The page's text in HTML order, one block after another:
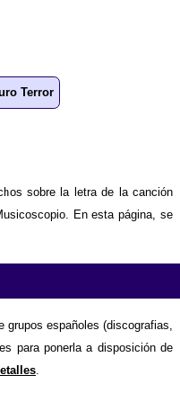
Terror
sobre la letra de la canción
En esta página, se
grupos españoles (discografias,
para ponerla a disposición de